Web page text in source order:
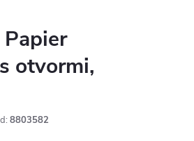
otvormi,
8803582